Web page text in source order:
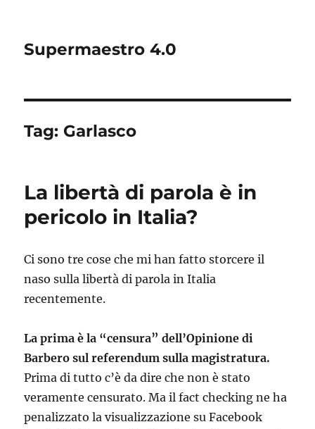
Supermaestro 4.0
Tag: Garlasco
La libertà di parola è in
pericolo in Italia?
Ci sono tre cose che mi han fatto storcere il
naso sulla libertà di parola in Italia
recentemente.
La prima è la “censura” dell’Opinione di
Barbero sul referendum sulla magistratura.
Prima di tutto c’è da dire che non è stato
veramente censurato. Ma il fact checking ne ha
penalizzato la visualizzazione su Facebook